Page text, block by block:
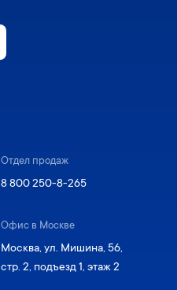
Отдел продаж
8 800 250-8-265
Офис в Москве
Москва, ул. Мишина, 56,
стр. 2, подъезд 1, этаж 2